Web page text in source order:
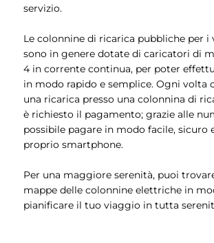
servizio.
Le colonnine di ricarica pubbliche per
sono in genere dotate di caricatori di
4 in corrente continua, per poter
in modo rapido e semplice. Ogni volta
una ricarica presso una colonnina di
è richiesto il pagamento; grazie alle
possibile pagare in modo facile, sicuro
proprio smartphone.
Per una maggiore serenità, puoi
mappe delle colonnine elettriche in
pianificare il tuo viaggio in tutta